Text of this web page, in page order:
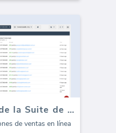
Transacciones de la Suite de Comercio Electrónico
de ventas en línea